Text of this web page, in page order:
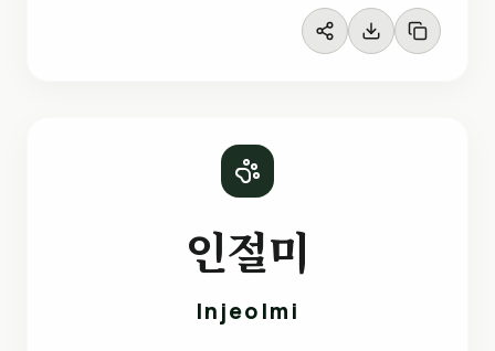
인절미
Injeolmi